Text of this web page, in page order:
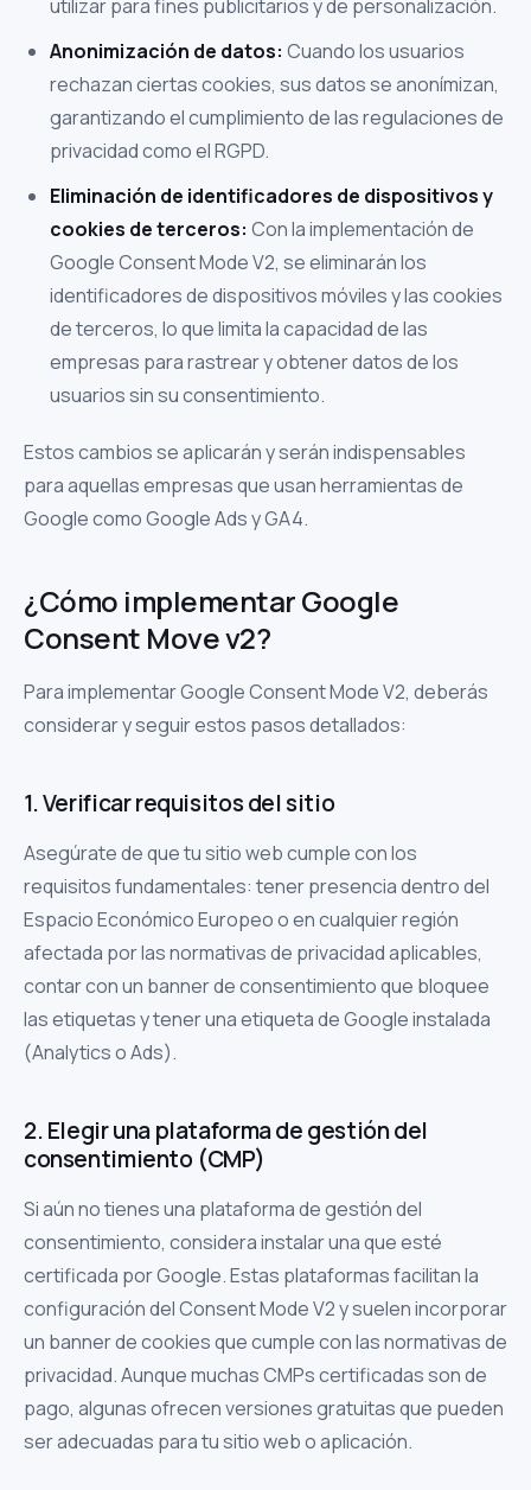
utilizar para fines publicitarios y de personalización.
Anonimización de datos: Cuando los usuarios
rechazan ciertas cookies, sus datos se anonímizan,
garantizando el cumplimiento de las regulaciones de
privacidad como el RGPD.
Eliminación de identificadores de dispositivos y
cookies de terceros: Con la implementación de
Google Consent Mode V2, se eliminarán los
identificadores de dispositivos móviles y las cookies
de terceros, lo que limita la capacidad de las
empresas para rastrear y obtener datos de los
usuarios sin su consentimiento.
Estos cambios se aplicarán y serán indispensables
para aquellas empresas que usan herramientas de
Google como Google Ads y GA4.
¿Cómo implementar Google
Consent Move v2?
Para implementar Google Consent Mode V2, deberás
considerar y seguir estos pasos detallados:
1. Verificar requisitos del sitio
Asegúrate de que tu sitio web cumple con los
requisitos fundamentales: tener presencia dentro del
Espacio Económico Europeo o en cualquier región
afectada por las normativas de privacidad aplicables,
contar con un banner de consentimiento que bloquee
las etiquetas y tener una etiqueta de Google instalada
(Analytics o Ads).
2. Elegir una plataforma de gestión del
consentimiento (CMP)
Si aún no tienes una plataforma de gestión del
consentimiento, considera instalar una que esté
certificada por Google. Estas plataformas facilitan la
configuración del Consent Mode V2 y suelen incorporar
un banner de cookies que cumple con las normativas de
privacidad. Aunque muchas CMPs certificadas son de
pago, algunas ofrecen versiones gratuitas que pueden
ser adecuadas para tu sitio web o aplicación.